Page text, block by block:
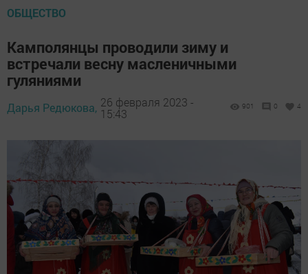
ОБЩЕСТВО
Камполянцы проводили зиму и
встречали весну масленичными
гуляниями
Дарья Редюкова, 26 февраля 2023 -
15:43
901 0 4